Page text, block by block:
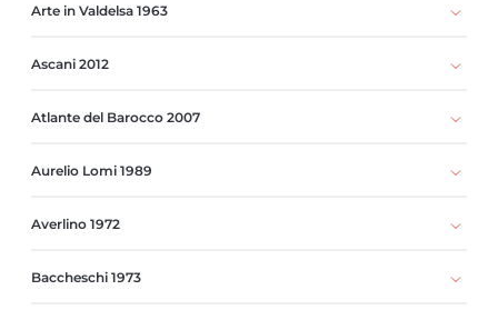
Arte in Valdelsa 1963
Ascani 2012
Atlante del Barocco 2007
Aurelio Lomi 1989
Averlino 1972
Baccheschi 1973